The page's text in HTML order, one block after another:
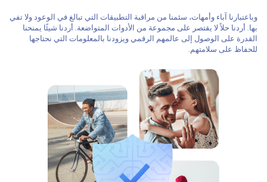
وباعتبارنا آباء وأمهات، سئمنا من مراقبة التطبيقات التي تبالغ في الوعود ولا تفي
بها. أردنا حلاً لا يقتصر على مجموعة من الأدوات المتواضعة. أردنا شيئًا يمنحنا
القدرة على الوصول إلى عالمهم الرقمي ويزودنا بالمعلومات التي نحتاجها
للحفاظ على سلامتهم.